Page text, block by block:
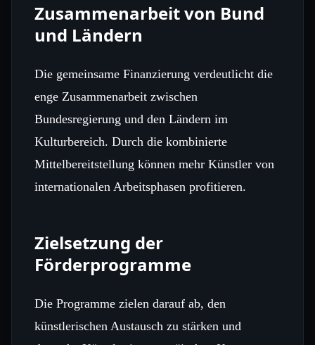
Zusammenarbeit von Bund
und Ländern
Die gemeinsame Finanzierung verdeutlicht die
enge Zusammenarbeit zwischen
Bundesregierung und den Ländern im
Kulturbereich. Durch die kombinierte
Mittelbereitstellung können mehr Künstler von
internationalen Arbeitsphasen profitieren.
Zielsetzung der
Förderprogramme
Die Programme zielen darauf ab, den
künstlerischen Austausch zu stärken und